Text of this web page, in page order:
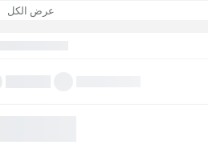
عرض الكل